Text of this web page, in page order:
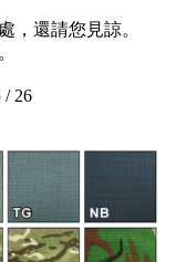
，還請您見諒。
/ 26